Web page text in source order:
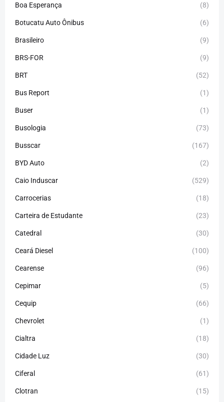
Boa Esperança (8)
Botucatu Auto Ônibus (6)
Brasileiro (9)
BRS-FOR (9)
BRT (52)
Bus Report (1)
Buser (1)
Busologia (73)
Busscar (167)
BYD Auto (2)
Caio Induscar (529)
Carrocerias (18)
Carteira de Estudante (23)
Catedral (30)
Ceará Diesel (100)
Cearense (96)
Cepimar (5)
Cequip (66)
Chevrolet (1)
Cialtra (18)
Cidade Luz (30)
Ciferal (61)
Clotran (15)